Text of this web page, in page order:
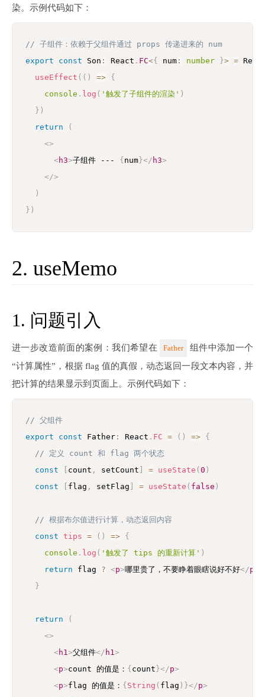
染。示例代码如下：
// 子组件：依赖于父组件通过 props 传递进来的 num
export
const Son : React . FC<{ num : number }> =
useEffect ( ( ) => {
console . log ( '触发了子组件的渲染' )
} )
return
(
<>
<h3>子组件 --- { num }</ h3>
</>
)
} )
2. useMemo
1. 问题引入
进一步改造前面的案例：我们希望在 Father
组件中添加一个
“计算属性”，根据 flag 值的真假，动态返回一段文本内容，并
把计算的结果显示到页面上。示例代码如下：
// 父组件
export
const Father : React . FC = ( ) => {
// 定义 count 和 flag 两个状态
const
count , setCount = useState ( 0 )
const
flag , setFlag = useState ( false )
// 根据布尔值进行计算，动态返回内容
const tips = ( ) => {
console . log ( '触发了 tips 的重新计算' )
return flag ? <p>哪里贵了，不要睁着眼瞎说好不好</p
}
return
(
<>
<h1>父组件</ h1>
<p>count 的值是： { count }</p>
<p>flag 的值是： { String ( flag ) }</p>